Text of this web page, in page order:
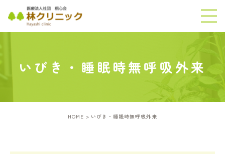
いびき・睡眠時無呼吸外来
HOME いびき・睡眠時無呼吸外来